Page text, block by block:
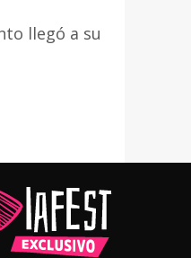
llegó a su